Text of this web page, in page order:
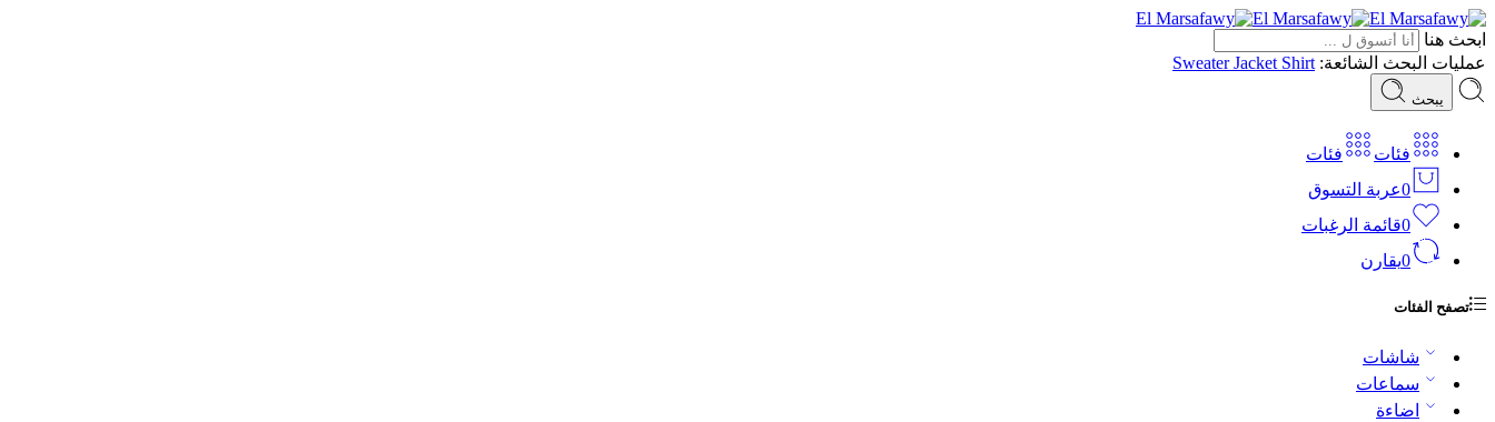
ابحث هنا
عمليات البحث الشائعة:
SweaterJacket Shirt
يبحث
فئات
فئات
0عربة التسوق
0قائمة الرغبات
0يقارن
تصفح الفئات
شاشات
سماعات
اضاءة